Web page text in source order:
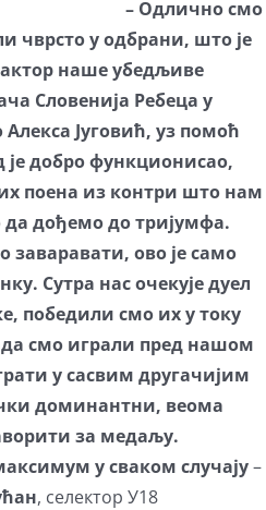
– Одлично смо
чврсто у одбрани, што је
наше убедљиве
Словенија Ребеца у
Алекса Југовић, уз помоћ
добро функционисао,
поена из контри што нам
да дођемо до тријумфа.
ово је само
Сутра нас очекује дуел
победили смо их у току
смо играли пред нашом
у сасвим другачијим
доминантни, веома
за медаљу.
у сваком случају–
, селектор У18